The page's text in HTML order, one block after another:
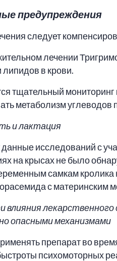
предупреждения
следует
лечении
липидов в крови.
тщательный мониторинг
метаболизм
и лактация
исследований с
на крысах не было
самкам
с материнским
влияния
опасными механизмами
препарат во
психомоторных